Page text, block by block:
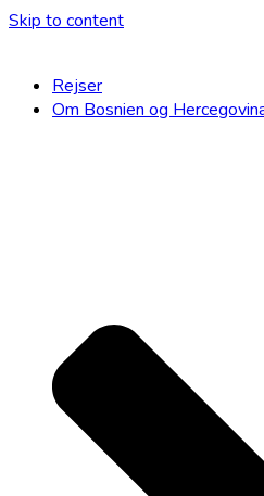
Skip to content
Rejser
Om Bosnien og